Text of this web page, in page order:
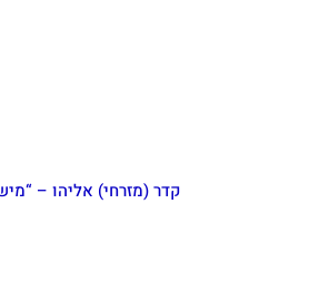
קדר (מזרחי) אליהו –